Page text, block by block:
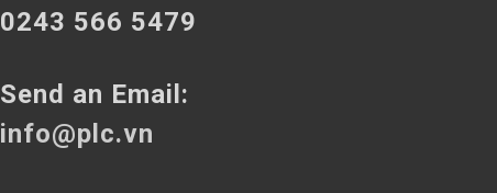
0243 566 5479
Send an Email:
info@plc.vn